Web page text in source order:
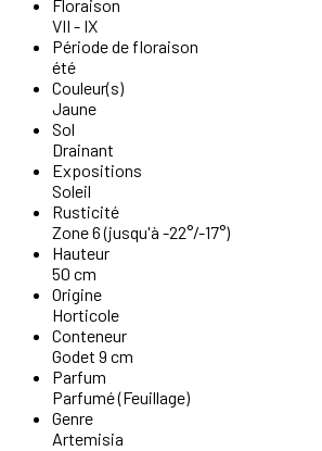
Floraison
VII - IX
Période de floraison
été
Couleur(s)
Jaune
Sol
Drainant
Expositions
Soleil
Rusticité
Zone 6 (jusqu'à -22°/-17°)
Hauteur
50 cm
Origine
Horticole
Conteneur
Godet 9 cm
Parfum
Parfumé (Feuillage)
Genre
Artemisia